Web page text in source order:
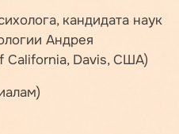
кандидата наук
Андрея
California, Davis, США)